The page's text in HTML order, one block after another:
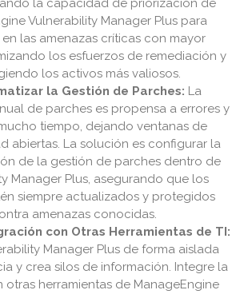
la capacidad de priorización de
Vulnerability Manager Plus para
las amenazas críticas con mayor
los esfuerzos de remediación y
los activos más valiosos.
la Gestión de Parches: La
de parches es propensa a errores y
tiempo, dejando ventanas de
abiertas. La solución es configurar la
de la gestión de parches dentro de
Manager Plus, asegurando que los
siempre actualizados y protegidos
amenazas conocidas.
con Otras Herramientas de TI:
Manager Plus de forma aislada
y crea silos de información. Integre la
herramientas de ManageEngine